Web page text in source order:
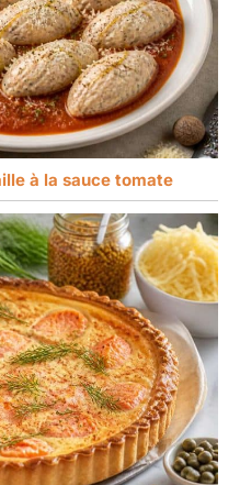
à la sauce tomate